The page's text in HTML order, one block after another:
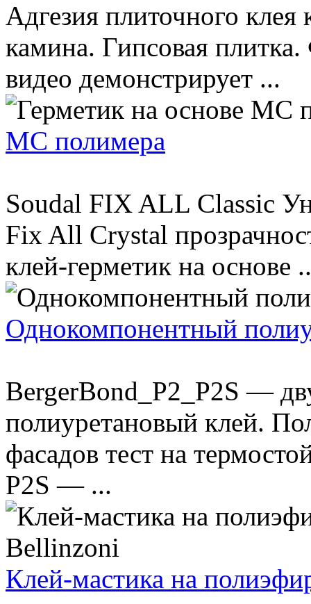
Адгезия плиточного
камина. Гипсовая
видео демонстрирует ...
МС полимера
Soudal FIX ALL Classic
Fix All Crystal
клей-герметик на основе
Однокомпонентный
BergerBond_P2_P2S —
полиуретановый клей.
фасадов тест на
P2S — ...
Клей-мастика на